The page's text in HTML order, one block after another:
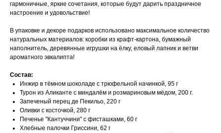
гармоничные, яркие сочетания, которые будут дарить праздничное
настроение и удовольствие!
В упаковке и декоре подарков использовано максимальное количество
натуральных материалов: коробки из крафт-картона, бумажный
наполнитель, деревянные игрушки на ёлку, еловый лапник и ветви
ароматного эвкалипта!
Состав:
Инжир в тёмном шоколаде с трюфельной начинкой, 95 г
Турон из Аликанте с миндалём и розмариновым мёдом, 200 г.
Запеченый перец де Пекильо, 220 г
Оливки с косточкой, 280 г
Печенье "Кантуччини" с фисташками, 60 г
Хлебные палочки Гриссини, 62 г